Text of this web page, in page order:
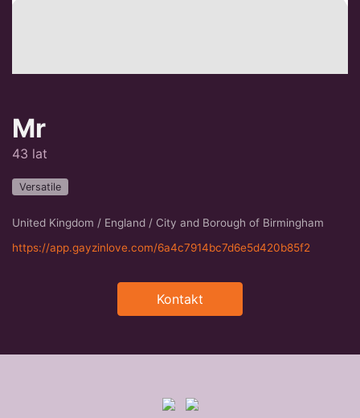
Mr
43 lat
Versatile
United Kingdom / England / City and Borough of Birmingham
https://app.gayzinlove.com/6a4c7914bc7d6e5d420b85f2
Kontakt